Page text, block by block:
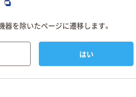
器を除いたページに遷移します。
はい